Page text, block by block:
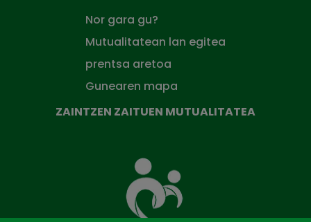
Nor gara gu?
Mutualitatean lan egitea
prentsa aretoa
Gunearen mapa
ZAINTZEN ZAITUEN MUTUALITATEA
zaituen
Mutua